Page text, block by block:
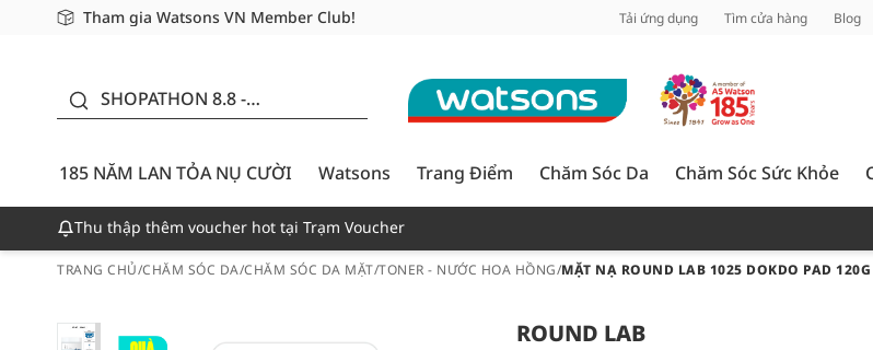
Tham gia Watsons VN Member Club!
Miễn phí giao hàng cho đơn hàng từ 249,000Đ
Giao hàng nhanh 24h - Áp dụng khu vực TP. Hồ Chí Minh Tải ứng dụng Tìm cửa hàng Blog
SHOPATHON 8.8 -
CƯỜI - GIẢM ĐẾN
50%
185 NĂM LAN TỎA NỤ CƯỜI
Watsons Trang Điểm Chăm Sóc Da Chăm Sóc Sức Khỏe
Thu thập thêm voucher hot tại Trạm Voucher
TRANG CHỦ/CHĂM SÓC DA/CHĂM SÓC DA MẶT/TONER - NƯỚC HOA HỒNG/MẶT NẠ ROUND LAB 1025 DOKDO PAD 120G
ROUND LAB